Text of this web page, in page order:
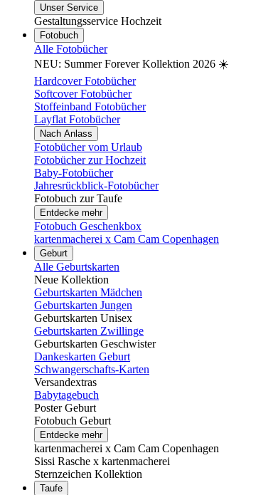
Unser Service
Gestaltungsservice Hochzeit
Fotobuch
Alle Fotobücher
NEU: Summer Forever Kollektion 2026 ☀️
Hardcover Fotobücher
Softcover Fotobücher
Stoffeinband Fotobücher
Layflat Fotobücher
Nach Anlass
Fotobücher vom Urlaub
Fotobücher zur Hochzeit
Baby-Fotobücher
Jahresrückblick-Fotobücher
Fotobuch zur Taufe
Entdecke mehr
Fotobuch Geschenkbox
kartenmacherei x Cam Cam Copenhagen
Geburt
Alle Geburtskarten
Neue Kollektion
Geburtskarten Mädchen
Geburtskarten Jungen
Geburtskarten Unisex
Geburtskarten Zwillinge
Geburtskarten Geschwister
Dankeskarten Geburt
Schwangerschafts-Karten
Versandextras
Babytagebuch
Poster Geburt
Fotobuch Geburt
Entdecke mehr
kartenmacherei x Cam Cam Copenhagen
Sissi Rasche x kartenmacherei
Sternzeichen Kollektion
Taufe